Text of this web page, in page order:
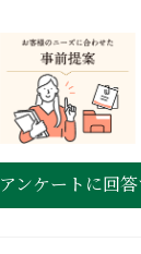
アンケートに回答